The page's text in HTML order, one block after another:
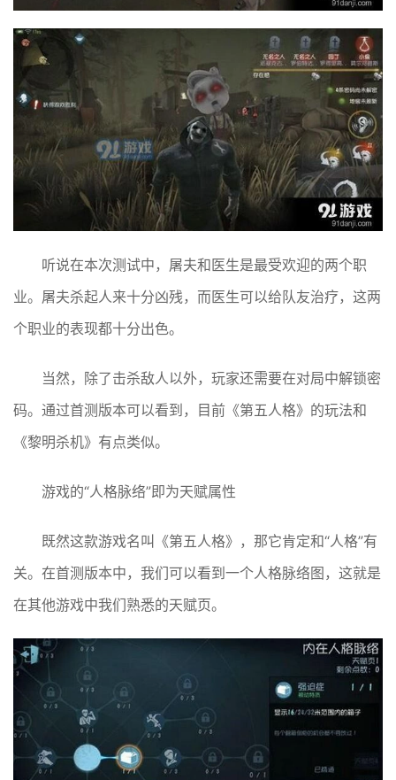
听说在本次测试中，屠夫和医生是最受欢迎的两个职
业。屠夫杀起人来十分凶残，而医生可以给队友治疗，这两
个职业的表现都十分出色。
当然，除了击杀敌人以外，玩家还需要在对局中解锁密
码。通过首测版本可以看到，目前《第五人格》的玩法和
《黎明杀机》有点类似。
游戏的“人格脉络”即为天赋属性
既然这款游戏名叫《第五人格》，那它肯定和“人格”有
关。在首测版本中，我们可以看到一个人格脉络图，这就是
在其他游戏中我们熟悉的天赋页。